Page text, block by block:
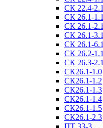
СК 22.4-2.1
СК 26.1-1.1
СК 26.1-2.1
СК 26.1-3.1
СК 26.1-6.1
СК 26.2-1.1
СК 26.3-2.1
СК26.1-1.0
СК26.1-1.2
СК26.1-1.3
СК26.1-1.4
СК26.1-1.5
СК26.1-2.3
ПТ 33-3